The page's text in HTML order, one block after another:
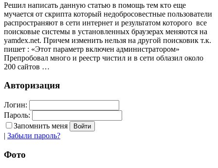
Решил написать данную статью в помощь тем кто еще
мучается от скрипта который недобросовестные пользователи
распространяют в сети интернет и результатом которого все
поисковые системы в установленных браузерах меняются на
yamdex.net. Причем изменить нельзя на другой поисковик т.к.
пишет : «Этот параметр включен администратором»
Препробовал много и реестр чистил и в сети облазил около
200 сайтов …
Авторизация
Логин:
Пароль:
Запомнить меня
| Забыли пароль?
Фото